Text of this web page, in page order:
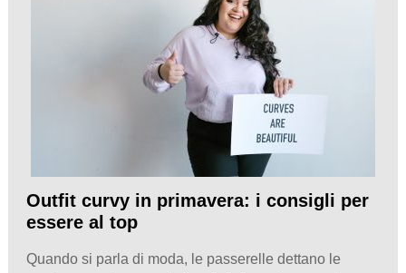
Outfit curvy in primavera: i consigli per
essere al top
Quando si parla di moda, le passerelle dettano le